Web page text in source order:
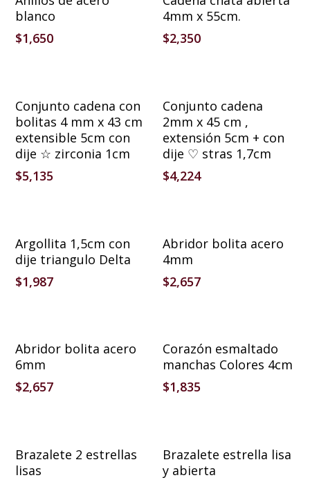
blanco
$1,650
4mm x 55cm.
$2,350
Añadir Al Carrito
Conjunto cadena con
bolitas 4 mm x 43 cm
extensible 5cm con
dije ☆ zirconia 1cm
$5,135
Añadir Al Carrito
Conjunto cadena
2mm x 45 cm ,
extensión 5cm + con
dije ♡ stras 1,7cm
$4,224
Argollita 1,5cm con
dije triangulo Delta
$1,987
Añadir Al Carrito
Abridor bolita acero
4mm
$2,657
Añadir Al Carrito
Abridor bolita acero
6mm
$2,657
Añadir Al Carrito
Corazón esmaltado
manchas Colores 4cm
$1,835
Añadir Al Carrito
Brazalete 2 estrellas
lisas
Añadir Al Carrito
Brazalete estrella lisa
y abierta